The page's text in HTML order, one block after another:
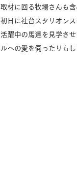
取材に回る牧場さんも
初日に社台スタリオン
活躍中の馬達を見学さ
ルへの愛を伺ったりもし